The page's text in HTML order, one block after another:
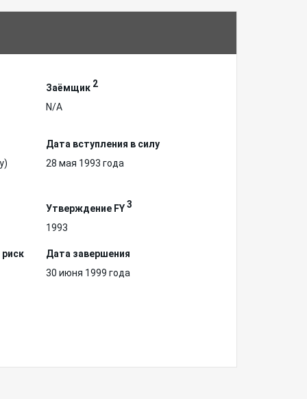
Заёмщик 2
N/A
Дата вступления в силу
28 мая 1993 года
Утверждение FY3
1993
Дата завершения
30 июня 1999 года